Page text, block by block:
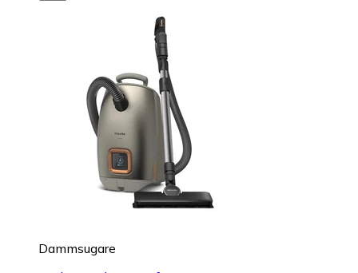
Dammsugare